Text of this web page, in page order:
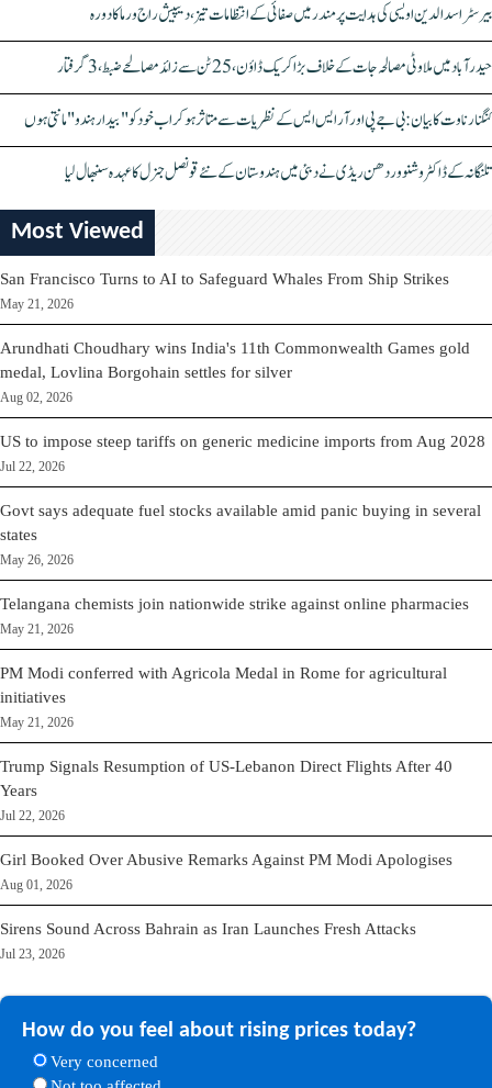
بیرسٹر اسدالدین اویسی کی ہدایت پر مندر میں صفائی کے انتظامات تیز، دیپیش راج ورما کا دورہ
حیدرآباد میں ملاوٹی مصالحہ جات کے خلاف بڑا کریک ڈاؤن، 25 ٹن سے زائد مصالحے ضبط، 3 گرفتار
کنگنا رناوت کا بیان: بی جے پی اور آر ایس ایس کے نظریات سے متاثر ہو کر اب خود کو "بیدار ہندو" مانتی ہوں
تلنگانہ کے ڈاکٹر وشنو وردھن ریڈی نے دبئی میں ہندوستان کے نئے قونصل جنرل کا عہدہ سنبھال لیا
Most Viewed
San Francisco Turns to AI to Safeguard Whales From Ship Strikes
May 21, 2026
Arundhati Choudhary wins India's 11th Commonwealth Games gold
medal, Lovlina Borgohain settles for silver
Aug 02, 2026
US to impose steep tariffs on generic medicine imports from Aug 2028
Jul 22, 2026
Govt says adequate fuel stocks available amid panic buying in several
states
May 26, 2026
Telangana chemists join nationwide strike against online pharmacies
May 21, 2026
PM Modi conferred with Agricola Medal in Rome for agricultural
initiatives
May 21, 2026
Trump Signals Resumption of US-Lebanon Direct Flights After 40
Years
Jul 22, 2026
Girl Booked Over Abusive Remarks Against PM Modi Apologises
Aug 01, 2026
Sirens Sound Across Bahrain as Iran Launches Fresh Attacks
Jul 23, 2026
How do you feel about rising prices today?
Very concerned